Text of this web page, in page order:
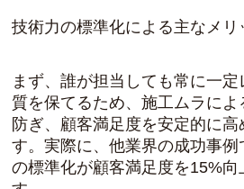
技術力の標準化による主なメリ
まず、誰が担当しても常に一
質を保てるため、施工ムラに
防ぎ、顧客満足度を安定的に高
す。実際に、他業界の成功事例
の標準化が顧客満足度を15%向